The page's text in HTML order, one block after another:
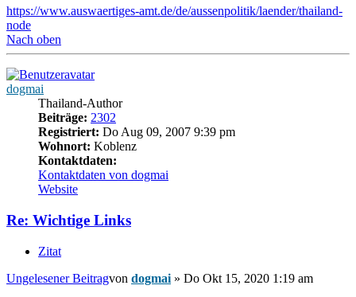
https://www.auswaertiges-amt.de/de/aussenpolitik/laender/thailand-
node
Nach oben
dogmai
Thailand-Author
Beiträge: 2302
Registriert: Do Aug 09, 2007 9:39 pm
Wohnort: Koblenz
Kontaktdaten:
Kontaktdaten von dogmai
Website
Re: Wichtige Links
Zitat
Ungelesener Beitragvon dogmai » Do Okt 15, 2020 1:19 am